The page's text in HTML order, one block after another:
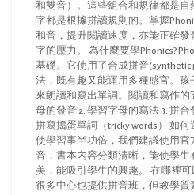
和雙音）。這些組合和規律都是
字都是根據拼讀規則的。掌握
和音，提升閱讀速度，亦能正確發
字的壓力。 為什麼要學Phonics?
基礎。它使用了合成拼音(synthetic
法，既有趣又能運用多種感官。
來朗讀和寫出單詞。閱讀和寫作的
母的發音 2. 學習字母的寫法 3. 拼
拼寫搗蛋單詞（tricky words） 如
使學習事半功倍，我們建議使用官
音，書本內容分類清晰，能使學
美，能吸引學生的興趣。 在哪裡可
很多中心也提供拼音班，但教學